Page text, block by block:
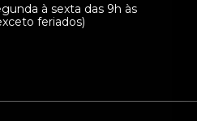
à sexta das 9h às
feriados)